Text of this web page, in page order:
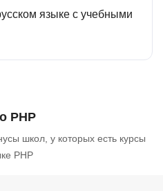
языке с учебными
PHP
школ, у которых есть курсы
PHP